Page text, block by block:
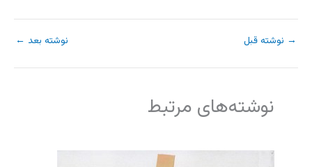
→ نوشته قبل نوشته بعد ←
نوشته‌های مرتبط